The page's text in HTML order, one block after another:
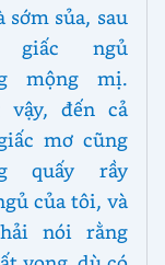
sớm sủa, sau
giấc ngủ
mộng mị.
vậy, đến cả
mơ cũng
quấy rầy
của tôi, và
nói rằng